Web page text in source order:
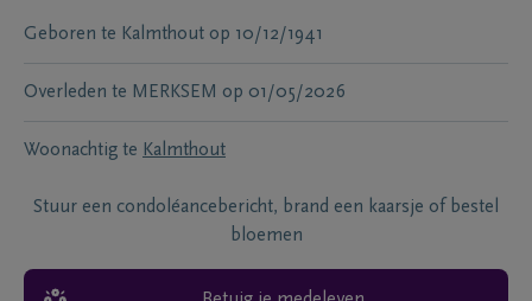
Geboren te Kalmthout op 10/12/1941
Overleden te MERKSEM op 01/05/2026
Woonachtig te Kalmthout
Stuur een condoléancebericht, brand een kaarsje of bestel
bloemen